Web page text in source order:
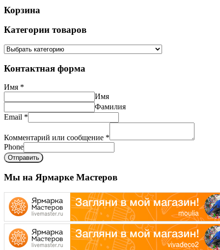
Корзина
Категории товаров
Контактная форма
Имя *
Имя
Фамилия
Email *
Комментарий или сообщение *
Phone
Отправить
Мы на Ярмарке Мастеров